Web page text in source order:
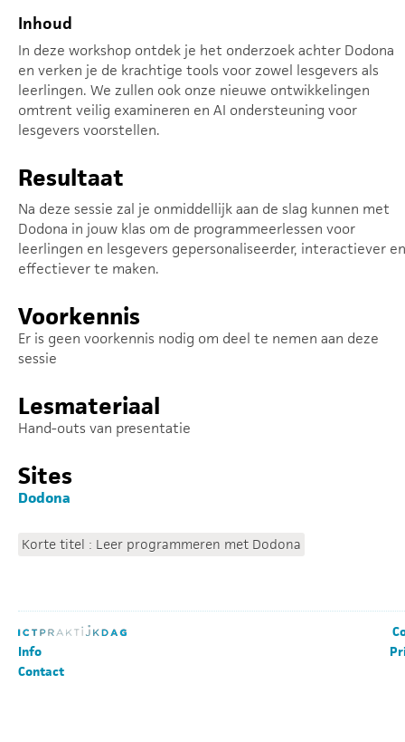
Inhoud
In deze workshop ontdek je het onderzoek achter Dodona
en verken je de krachtige tools voor zowel lesgevers als
leerlingen. We zullen ook onze nieuwe ontwikkelingen
omtrent veilig examineren en AI ondersteuning voor
lesgevers voorstellen.
Resultaat
Na deze sessie zal je onmiddellijk aan de slag kunnen met
Dodona in jouw klas om de programmeerlessen voor
leerlingen en lesgevers gepersonaliseerder, interactiever en
effectiever te maken.
Voorkennis
Er is geen voorkennis nodig om deel te nemen aan deze
sessie
Lesmateriaal
Hand-outs van presentatie
Sites
Dodona
Korte titel : Leer programmeren met Dodona
Info
Contact